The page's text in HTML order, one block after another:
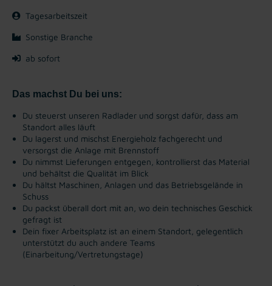
Tagesarbeitszeit
Sonstige Branche
ab sofort
Das machst Du bei uns:
Du steuerst unseren Radlader und sorgst dafür, dass am
Standort alles läuft
Du lagerst und mischst Energieholz fachgerecht und
versorgst die Anlage mit Brennstoff
Du nimmst Lieferungen entgegen, kontrollierst das Material
und behältst die Qualität im Blick
Du hältst Maschinen, Anlagen und das Betriebsgelände in
Schuss
Du packst überall dort mit an, wo dein technisches Geschick
gefragt ist
Dein fixer Arbeitsplatz ist an einem Standort, gelegentlich
unterstützt du auch andere Teams
(Einarbeitung/Vertretungstage)